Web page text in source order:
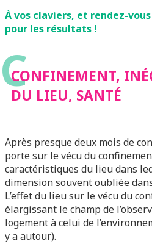
À vos claviers, et rendez-
pour les résultats !
C
CONFINEMENT,
DU LIEU, SANTÉ
Après presque deux mois de
porte sur le vécu du
caractéristiques du lieu dans
dimension souvent oubliée
L’effet du lieu sur le vécu du
élargissant le champ de
logement à celui de
y a autour).